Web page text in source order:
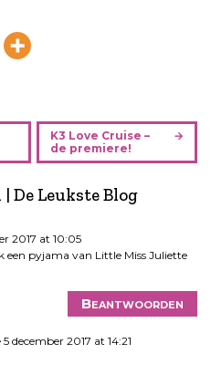
K3 Love Cruise –
de premiere!
De Leukste Blog
2017 at 10:05
een pyjama van Little Miss Juliette
Beantwoorden
5 december 2017 at 14:21